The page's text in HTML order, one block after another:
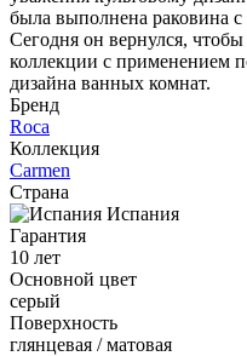
была выполнена раковина
Сегодня он вернулся,
коллекции с применением
дизайна ванных комнат.
Бренд
Roca
Коллекция
Carmen
Страна
Испания
Гарантия
10 лет
Основной цвет
серый
Поверхность
глянцевая / матовая